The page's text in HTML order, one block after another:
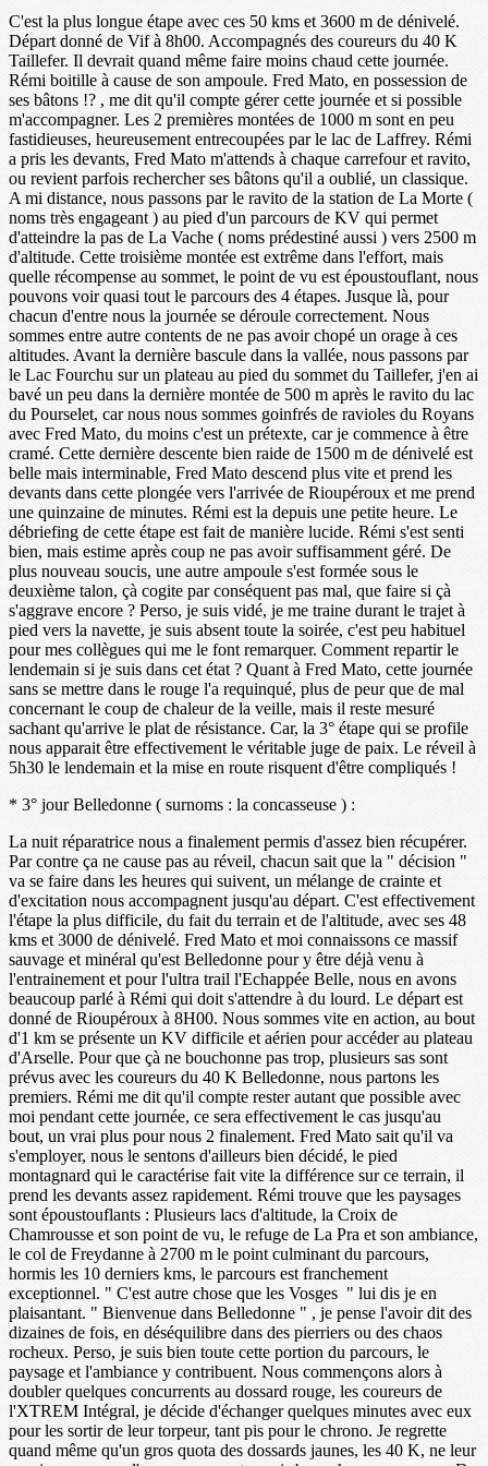
C'est la plus longue étape avec ces 50 kms et 3600 m de dénivelé.
Départ donné de Vif à 8h00. Accompagnés des coureurs du 40 K
Taillefer. Il devrait quand même faire moins chaud cette journée.
Rémi boitille à cause de son ampoule. Fred Mato, en possession de
ses bâtons !? , me dit qu'il compte gérer cette journée et si possible
m'accompagner. Les 2 premières montées de 1000 m sont en peu
fastidieuses, heureusement entrecoupées par le lac de Laffrey. Rémi
a pris les devants, Fred Mato m'attends à chaque carrefour et ravito,
ou revient parfois rechercher ses bâtons qu'il a oublié, un classique.
A mi distance, nous passons par le ravito de la station de La Morte (
noms très engageant ) au pied d'un parcours de KV qui permet
d'atteindre la pas de La Vache ( noms prédestiné aussi ) vers 2500 m
d'altitude. Cette troisième montée est extrême dans l'effort, mais
quelle récompense au sommet, le point de vu est époustouflant, nous
pouvons voir quasi tout le parcours des 4 étapes. Jusque là, pour
chacun d'entre nous la journée se déroule correctement. Nous
sommes entre autre contents de ne pas avoir chopé un orage à ces
altitudes. Avant la dernière bascule dans la vallée, nous passons par
le Lac Fourchu sur un plateau au pied du sommet du Taillefer, j'en ai
bavé un peu dans la dernière montée de 500 m après le ravito du lac
du Pourselet, car nous nous sommes goinfrés de ravioles du Royans
avec Fred Mato, du moins c'est un prétexte, car je commence à être
cramé. Cette dernière descente bien raide de 1500 m de dénivelé est
belle mais interminable, Fred Mato descend plus vite et prend les
devants dans cette plongée vers l'arrivée de Rioupéroux et me prend
une quinzaine de minutes. Rémi est la depuis une petite heure. Le
débriefing de cette étape est fait de manière lucide. Rémi s'est senti
bien, mais estime après coup ne pas avoir suffisamment géré. De
plus nouveau soucis, une autre ampoule s'est formée sous le
deuxième talon, çà cogite par conséquent pas mal, que faire si çà
s'aggrave encore ? Perso, je suis vidé, je me traine durant le trajet à
pied vers la navette, je suis absent toute la soirée, c'est peu habituel
pour mes collègues qui me le font remarquer. Comment repartir le
lendemain si je suis dans cet état ? Quant à Fred Mato, cette journée
sans se mettre dans le rouge l'a requinqué, plus de peur que de mal
concernant le coup de chaleur de la veille, mais il reste mesuré
sachant qu'arrive le plat de résistance. Car, la 3° étape qui se profile
nous apparait être effectivement le véritable juge de paix. Le réveil à
5h30 le lendemain et la mise en route risquent d'être compliqués !
* 3° jour Belledonne ( surnoms : la concasseuse ) :
La nuit réparatrice nous a finalement permis d'assez bien récupérer.
Par contre ça ne cause pas au réveil, chacun sait que la " décision "
va se faire dans les heures qui suivent, un mélange de crainte et
d'excitation nous accompagnent jusqu'au départ. C'est effectivement
l'étape la plus difficile, du fait du terrain et de l'altitude, avec ses 48
kms et 3000 de dénivelé. Fred Mato et moi connaissons ce massif
sauvage et minéral qu'est Belledonne pour y être déjà venu à
l'entrainement et pour l'ultra trail l'Echappée Belle, nous en avons
beaucoup parlé à Rémi qui doit s'attendre à du lourd. Le départ est
donné de Rioupéroux à 8H00. Nous sommes vite en action, au bout
d'1 km se présente un KV difficile et aérien pour accéder au plateau
d'Arselle. Pour que çà ne bouchonne pas trop, plusieurs sas sont
prévus avec les coureurs du 40 K Belledonne, nous partons les
premiers. Rémi me dit qu'il compte rester autant que possible avec
moi pendant cette journée, ce sera effectivement le cas jusqu'au
bout, un vrai plus pour nous 2 finalement. Fred Mato sait qu'il va
s'employer, nous le sentons d'ailleurs bien décidé, le pied
montagnard qui le caractérise fait vite la différence sur ce terrain, il
prend les devants assez rapidement. Rémi trouve que les paysages
sont époustouflants : Plusieurs lacs d'altitude, la Croix de
Chamrousse et son point de vu, le refuge de La Pra et son ambiance,
le col de Freydanne à 2700 m le point culminant du parcours,
hormis les 10 derniers kms, le parcours est franchement
exceptionnel. " C'est autre chose que les Vosges " lui dis je en
plaisantant. " Bienvenue dans Belledonne " , je pense l'avoir dit des
dizaines de fois, en déséquilibre dans des pierriers ou des chaos
rocheux. Perso, je suis bien toute cette portion du parcours, le
paysage et l'ambiance y contribuent. Nous commençons alors à
doubler quelques concurrents au dossard rouge, les coureurs de
l'XTREM Intégral, je décide d'échanger quelques minutes avec eux
pour les sortir de leur torpeur, tant pis pour le chrono. Je regrette
quand même qu'un gros quota des dossards jaunes, les 40 K, ne leur